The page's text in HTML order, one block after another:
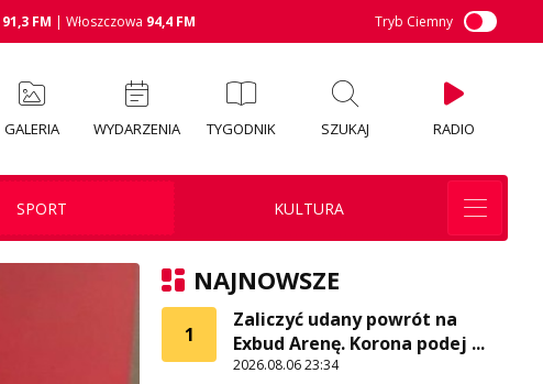
91,3 FM | Włoszczowa 94,4 FM Tryb Ciemny
GALERIA WYDARZENIA TYGODNIK SZUKAJ RADIO
SPORT KULTURA
NAJNOWSZE
1
Zaliczyć udany powrót na
Exbud Arenę. Korona podej ...
2026.08.06 23:34